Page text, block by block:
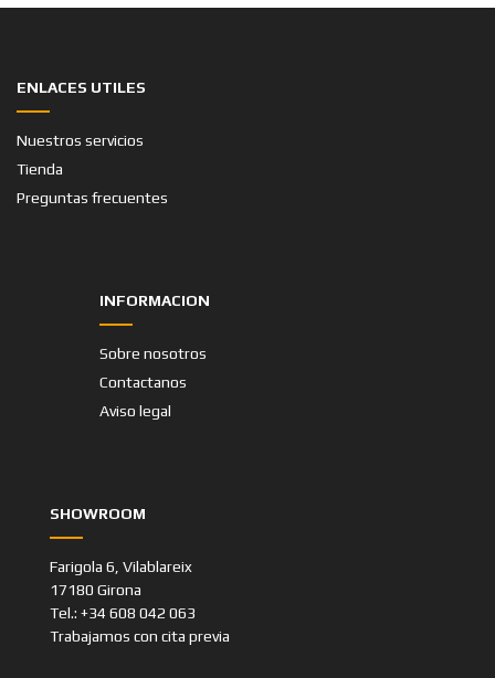
ENLACES UTILES
Nuestros servicios
Tienda
Preguntas frecuentes
INFORMACION
Sobre nosotros
Contactanos
Aviso legal
SHOWROOM
Farigola 6, Vilablareix
17180 Girona
Tel.: +34 608 042 063
Trabajamos con cita previa